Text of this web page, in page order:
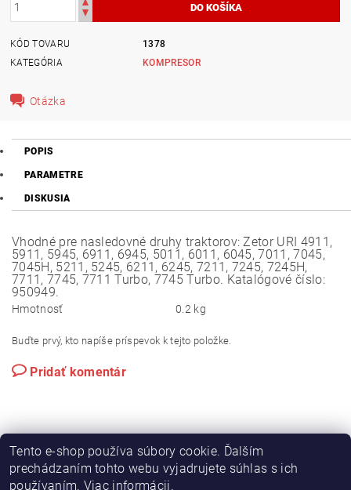
KÓD TOVARU
1378
KATEGÓRIA
KOMPRESOR
Otázka
POPIS
PARAMETRE
DISKUSIA
Vhodné pre nasledovné druhy traktorov: Zetor URI 4911,
5911, 5945, 6911, 6945, 5011, 6011, 6045, 7011, 7045,
7045H, 5211, 5245, 6211, 6245, 7211, 7245, 7245H,
7711, 7745, 7711 Turbo, 7745 Turbo. Katalógové číslo:
950949.
Hmotnosť 0.2 kg
Buďte prvý, kto napíše príspevok k tejto položke.
Pridať komentár
Výroba hydraulických hadíc
Tento e-shop používa súbory cookie. Ďalším
prechádzaním tohto webu vyjadrujete súhlas s ich
používaním. Viac informácii.